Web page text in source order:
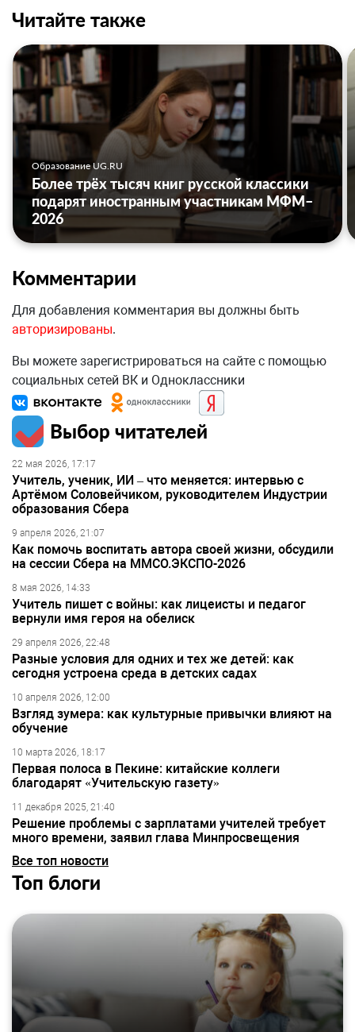
Читайте также
Образование UG.RU
Более трёх тысяч книг русской классики
подарят иностранным участникам МФМ–
2026
Комментарии
Для добавления комментария вы должны быть
авторизированы.
Вы можете зарегистрироваться на сайте с помощью
социальных сетей ВК и Одноклассники
Выбор читателей
22 мая 2026, 17:17
Учитель, ученик, ИИ – что меняется: интервью с
Артёмом Соловейчиком, руководителем Индустрии
образования Сбера
9 апреля 2026, 21:07
Как помочь воспитать автора своей жизни, обсудили
на сессии Сбера на ММСО.ЭКСПО-2026
8 мая 2026, 14:33
Учитель пишет с войны: как лицеисты и педагог
вернули имя героя на обелиск
29 апреля 2026, 22:48
Разные условия для одних и тех же детей: как
сегодня устроена среда в детских садах
10 апреля 2026, 12:00
Взгляд зумера: как культурные привычки влияют на
обучение
10 марта 2026, 18:17
Первая полоса в Пекине: китайские коллеги
благодарят «Учительскую газету»
11 декабря 2025, 21:40
Решение проблемы с зарплатами учителей требует
много времени, заявил глава Минпросвещения
Все топ новости
Топ блоги